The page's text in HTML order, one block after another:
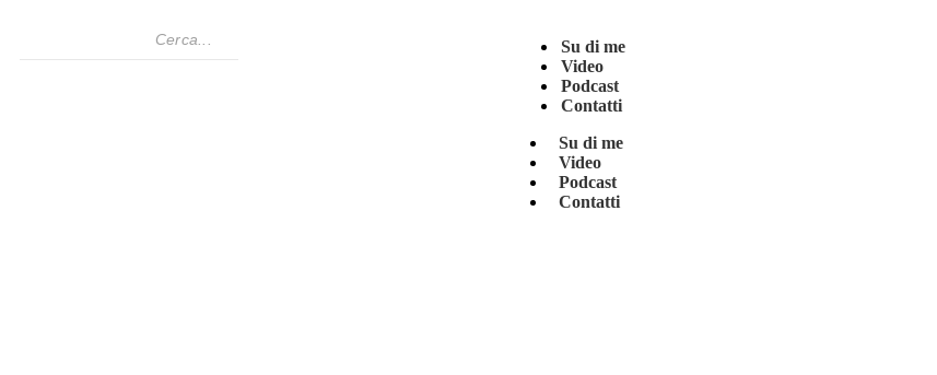
Su di me
Video
Podcast
Contatti
Su di me
Video
Podcast
Contatti